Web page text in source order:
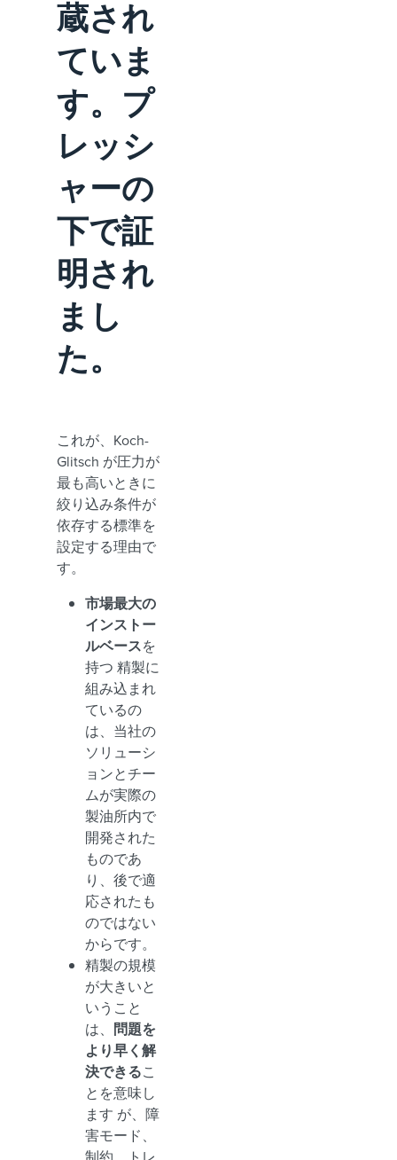
蔵され
ていま
す。プ
レッシ
ャーの
下で証
明され
まし
た。
これが、Koch-
Glitsch が圧力が
最も高いときに
絞り込み条件が
依存する標準を
設定する理由で
す。
市場最大の
インストー
ルベースを
持つ 精製に
組み込まれ
ているの
は、当社の
ソリューシ
ョンとチー
ムが実際の
製油所内で
開発された
ものであ
り、後で適
応されたも
のではない
からです。
精製の規模
が大きいと
いうこと
は、 問題を
より早く解
決できるこ
とを意味し
ます が、障
害モード、